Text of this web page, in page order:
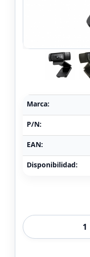
Marca:
P/N:
EAN:
Disponibilidad: